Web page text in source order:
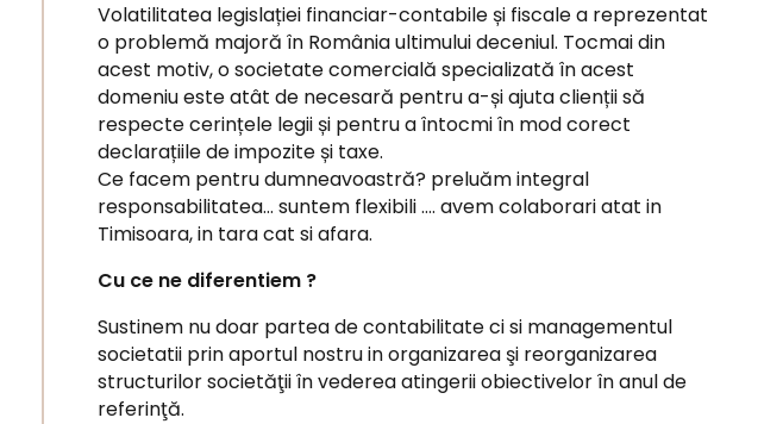
Volatilitatea legislației financiar-contabile și fiscale a reprezentat
o problemă majoră în România ultimului deceniul. Tocmai din
acest motiv, o societate comercială specializată în acest
domeniu este atât de necesară pentru a-și ajuta clienții să
respecte cerințele legii și pentru a întocmi în mod corect
declarațiile de impozite și taxe.
Ce facem pentru dumneavoastră? preluăm integral
responsabilitatea… suntem flexibili .... avem colaborari atat in
Timisoara, in tara cat si afara.
Cu ce ne diferentiem ?
Sustinem nu doar partea de contabilitate ci si managementul
societatii prin aportul nostru in organizarea şi reorganizarea
structurilor societăţii în vederea atingerii obiectivelor în anul de
referinţă.